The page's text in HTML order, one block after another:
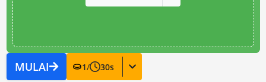
MULAI 1/ 30s